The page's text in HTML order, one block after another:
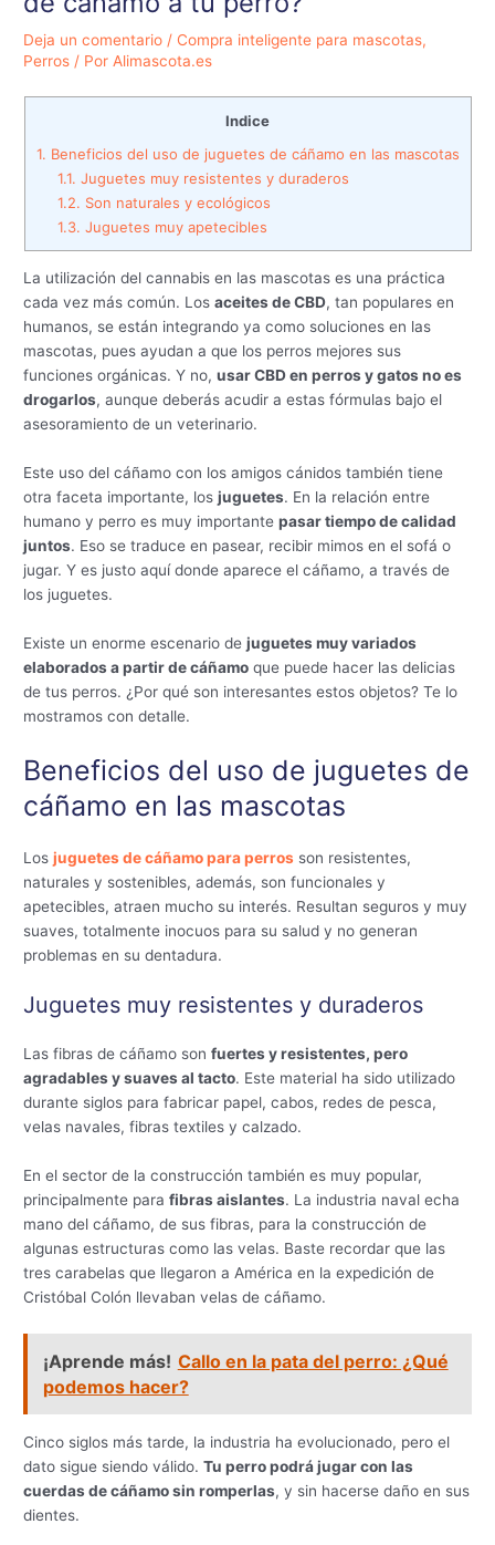
Deja un comentario / Compra inteligente para mascotas,
Perros / PorAlimascota.es
Indice
1. Beneficios del uso de juguetes de cáñamo en las mascotas
1.1. Juguetes muy resistentes y duraderos
1.2. Son naturales y ecológicos
1.3. Juguetes muy apetecibles
La utilización del cannabis en las mascotas es una práctica
cada vez más común. Losaceites de CBD, tan populares en
humanos, se están integrando ya como soluciones en las
mascotas, pues ayudan a que los perros mejores sus
funciones orgánicas. Y no,usar CBD en perros y gatos no es
drogarlos, aunque deberás acudir a estas fórmulas bajo el
asesoramiento de un veterinario.
Este uso del cáñamo con los amigos cánidos también tiene
otra faceta importante, losjuguetes. En la relación entre
humano y perro es muy importantepasar tiempo de calidad
juntos. Eso se traduce en pasear, recibir mimos en el sofá o
jugar. Y es justo aquí donde aparece el cáñamo, a través de
los juguetes.
Existe un enorme escenario dejuguetes muy variados
elaborados a partir de cáñamo que puede hacer las delicias
de tus perros. ¿Por qué son interesantes estos objetos? Te lo
mostramos con detalle.
Beneficios del uso de juguetes de
cáñamo en las mascotas
Losjuguetes de cáñamo para perros son resistentes,
naturales y sostenibles, además, son funcionales y
apetecibles, atraen mucho su interés. Resultan seguros y muy
suaves, totalmente inocuos para su salud y no generan
problemas en su dentadura.
Juguetes muy resistentes y duraderos
Las fibras de cáñamo sonfuertes y resistentes, pero
agradables y suaves al tacto. Este material ha sido utilizado
durante siglos para fabricar papel, cabos, redes de pesca,
velas navales, fibras textiles y calzado.
En el sector de la construcción también es muy popular,
principalmente parafibras aislantes. La industria naval echa
mano del cáñamo, de sus fibras, para la construcción de
algunas estructuras como las velas. Baste recordar que las
tres carabelas que llegaron a América en la expedición de
Cristóbal Colón llevaban velas de cáñamo.
¡Aprende más! Callo en la pata del perro: ¿Qué
podemos hacer?
Cinco siglos más tarde, la industria ha evolucionado, pero el
dato sigue siendo válido.Tu perro podrá jugar con las
cuerdas de cáñamo sin romperlas, y sin hacerse daño en sus
dientes.